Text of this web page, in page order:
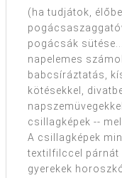
(ha tudjátok,
pogácsák
napelemes
babcsíráztatás,
kötésekkel,
csillagképek --
A csillagképek
textilfilccel párnát
gyerekek